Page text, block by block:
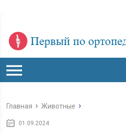
Главная Животные
01.09.2024